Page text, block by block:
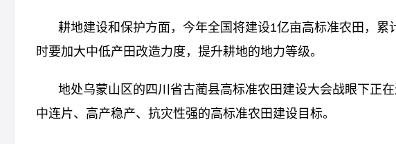
耕地建设和保护方面，今年全国将建设1亿亩高标准农田，累
时要加大中低产田改造力度，提升耕地的地力等级。
地处乌蒙山区的四川省古蔺县高标准农田建设大会战眼下正
中连片、高产稳产、抗灾性强的高标准农田建设目标。